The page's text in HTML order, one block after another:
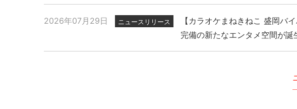
2026年07月29日 ニュースリリース
【カラオケまねきねこ 盛岡バ
完備の新たなエンタメ空間が誕